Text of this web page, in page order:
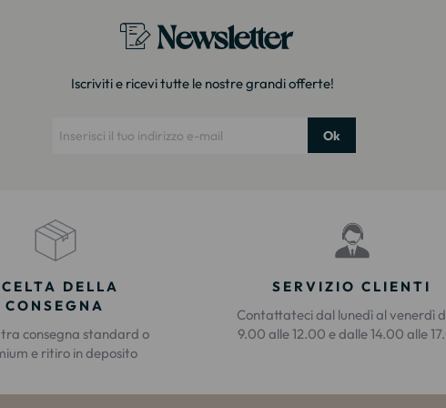
Newsletter
Iscriviti e ricevi tutte le nostre grandi offerte!
Ok
DELLA
CONSEGNA
consegna standard o
e ritiro in deposito
SERVIZIO CLIENTI
Contattateci dal lunedì al venerdì
9.00 alle 12.00 e dalle 14.00 alle